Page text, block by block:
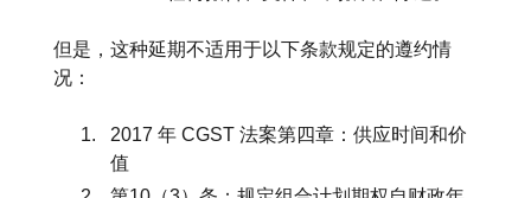
但是，这种延期不适用于以下条款规定的遵约情
况：
2017 年 CGST 法案第四章：供应时间和价
值